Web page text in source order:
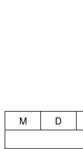
M
D